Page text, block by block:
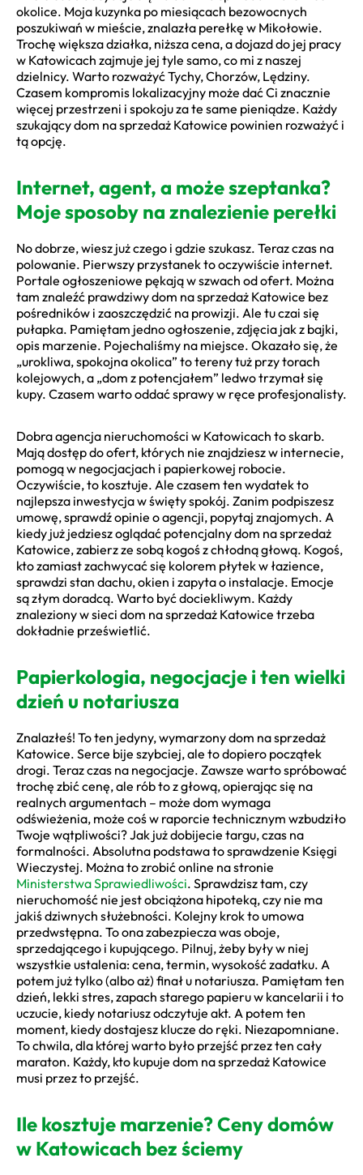
okolice. Moja kuzynka po miesiącach bezowocnych
poszukiwań w mieście, znalazła perełkę w Mikołowie.
Trochę większa działka, niższa cena, a dojazd do jej pracy
w Katowicach zajmuje jej tyle samo, co mi z naszej
dzielnicy. Warto rozważyć Tychy, Chorzów, Lędziny.
Czasem kompromis lokalizacyjny może dać Ci znacznie
więcej przestrzeni i spokoju za te same pieniądze. Każdy
szukający dom na sprzedaż Katowice powinien rozważyć i
tą opcję.
Internet, agent, a może szeptanka?
Moje sposoby na znalezienie perełki
No dobrze, wiesz już czego i gdzie szukasz. Teraz czas na
polowanie. Pierwszy przystanek to oczywiście internet.
Portale ogłoszeniowe pękają w szwach od ofert. Można
tam znaleźć prawdziwy dom na sprzedaż Katowice bez
pośredników i zaoszczędzić na prowizji. Ale tu czai się
pułapka. Pamiętam jedno ogłoszenie, zdjęcia jak z bajki,
opis marzenie. Pojechaliśmy na miejsce. Okazało się, że
„urokliwa, spokojna okolica” to tereny tuż przy torach
kolejowych, a „dom z potencjałem” ledwo trzymał się
kupy. Czasem warto oddać sprawy w ręce profesjonalisty.
Dobra agencja nieruchomości w Katowicach to skarb.
Mają dostęp do ofert, których nie znajdziesz w internecie,
pomogą w negocjacjach i papierkowej robocie.
Oczywiście, to kosztuje. Ale czasem ten wydatek to
najlepsza inwestycja w święty spokój. Zanim podpiszesz
umowę, sprawdź opinie o agencji, popytaj znajomych. A
kiedy już jedziesz oglądać potencjalny dom na sprzedaż
Katowice, zabierz ze sobą kogoś z chłodną głową. Kogoś,
kto zamiast zachwycać się kolorem płytek w łazience,
sprawdzi stan dachu, okien i zapyta o instalacje. Emocje
są złym doradcą. Warto być dociekliwym. Każdy
znaleziony w sieci dom na sprzedaż Katowice trzeba
dokładnie prześwietlić.
Papierkologia, negocjacje i ten wielki
dzień u notariusza
Znalazłeś! To ten jedyny, wymarzony dom na sprzedaż
Katowice. Serce bije szybciej, ale to dopiero początek
drogi. Teraz czas na negocjacje. Zawsze warto spróbować
trochę zbić cenę, ale rób to z głową, opierając się na
realnych argumentach – może dom wymaga
odświeżenia, może coś w raporcie technicznym wzbudziło
Twoje wątpliwości? Jak już dobijecie targu, czas na
formalności. Absolutna podstawa to sprawdzenie Księgi
Wieczystej. Można to zrobić online na stronie
Ministerstwa Sprawiedliwości. Sprawdzisz tam, czy
nieruchomość nie jest obciążona hipoteką, czy nie ma
jakiś dziwnych służebności. Kolejny krok to umowa
przedwstępna. To ona zabezpiecza was oboje,
sprzedającego i kupującego. Pilnuj, żeby były w niej
wszystkie ustalenia: cena, termin, wysokość zadatku. A
potem już tylko (albo aż) finał u notariusza. Pamiętam ten
dzień, lekki stres, zapach starego papieru w kancelarii i to
uczucie, kiedy notariusz odczytuje akt. A potem ten
moment, kiedy dostajesz klucze do ręki. Niezapomniane.
To chwila, dla której warto było przejść przez ten cały
maraton. Każdy, kto kupuje dom na sprzedaż Katowice
musi przez to przejść.
Ile kosztuje marzenie? Ceny domów
w Katowicach bez ściemy